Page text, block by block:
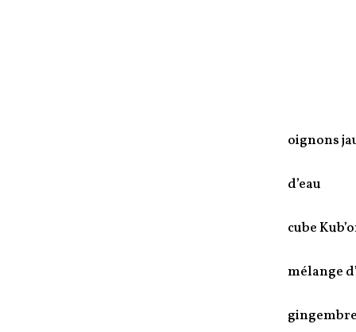
oignons
d’eau
cube
mélange